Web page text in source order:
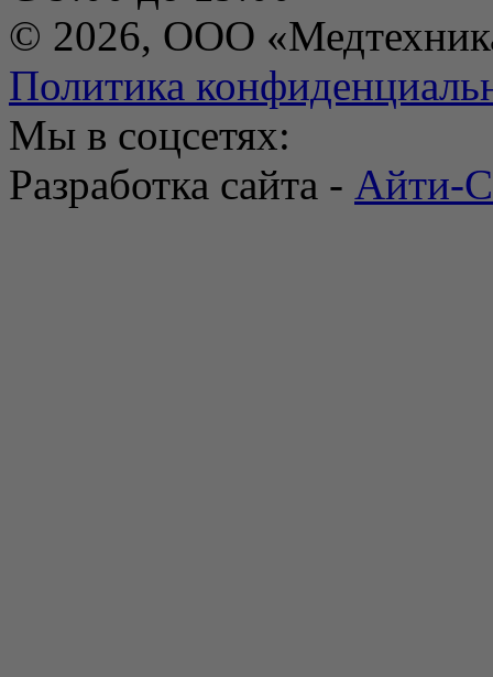
© 2026, ООО
Политика
Мы в соцсетях:
Разработка сайта - Айти-